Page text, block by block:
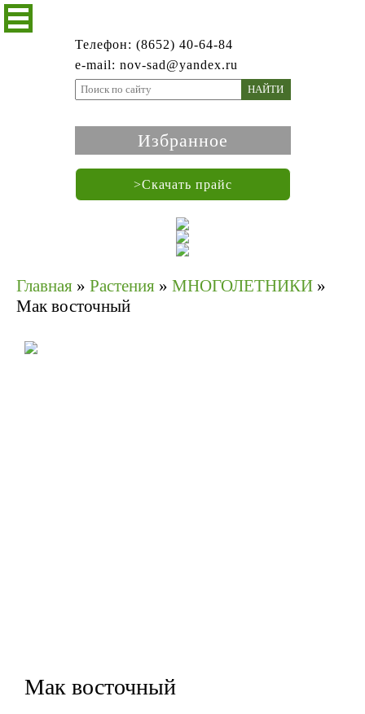
Телефон: (8652) 40-64-84
e-mail: nov-sad@yandex.ru
НАЙТИ
Избранное
>Скачать прайс
Главная » Растения » МНОГОЛЕТНИКИ »
Мак восточный
Мак восточный